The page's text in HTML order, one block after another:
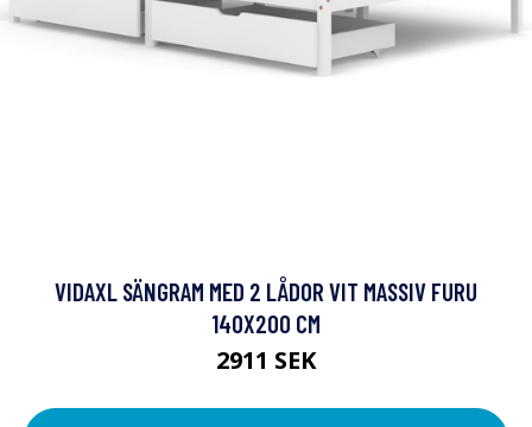
VIDAXL SÄNGRAM MED 2 LÅDOR VIT MASSIV FURU
140X200 CM
2911 SEK